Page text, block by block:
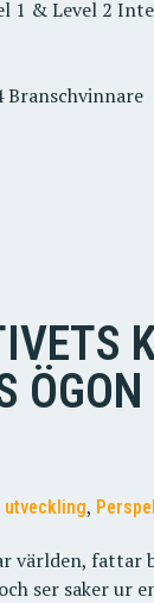
1 & Level 2
Branschvinnare
ÖGON
utveckling,
världen, fattar
ser saker ur